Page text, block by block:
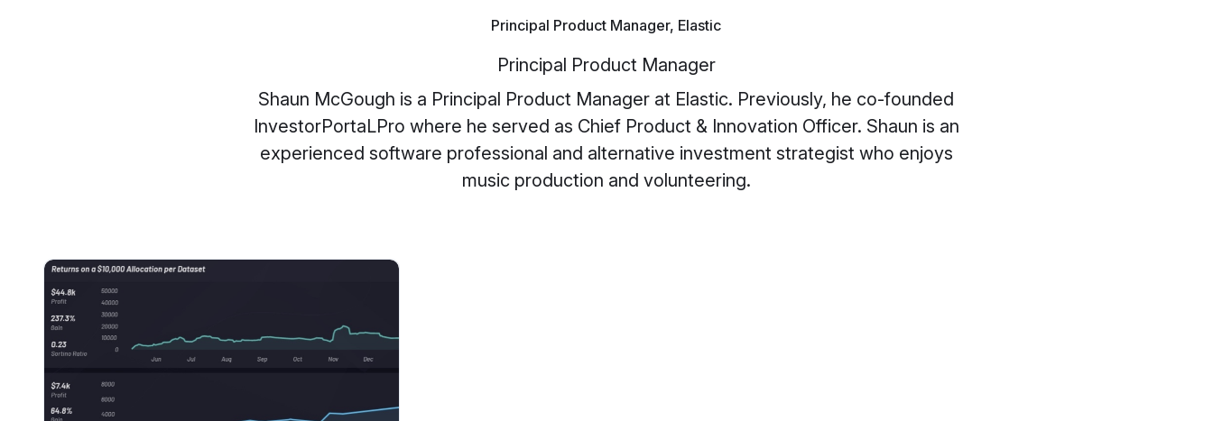
Principal Product Manager, Elastic
Principal Product Manager
Shaun McGough is a Principal Product Manager at Elastic. Previously, he co-founded
InvestorPortaLPro where he served as Chief Product & Innovation Officer. Shaun is an
experienced software professional and alternative investment strategist who enjoys
music production and volunteering.